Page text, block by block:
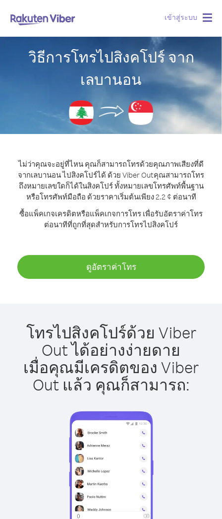
เข้าสู่ระบบ
วิธีการโทรไปสิงคโปร์ จาก
เลบานอน
ไม่ว่าคุณจะอยู่ที่ไหน คุณก็สามารถโทรด้วยคุณภาพเสียงที่ดี
จากเลบานอน ไปสิงคโปร์ได้ ด้วย Viber Outคุณสามารถโทร
ถึงหมายเลขใดก็ได้ในสิงคโปร์ ทั้งหมายเลขโทรศัพท์พื้นฐาน
หรือโทรศัพท์มือถือ ด้วยราคาเริ่มต้นเพียง 2.2 ¢ ต่อนาที
ซื้อแพ็คเกจเครดิตหรือแพ็คเกจการโทร เพื่อรับอัตราค่าโทร
ต่อนาทีที่ถูกที่สุดสำหรับการโทรไปสิงคโปร์
ดูอัตราค่าโทร
โทรไปสิงคโปร์ด้วย Viber
Out ได้อย่างง่ายดาย
เมื่อคุณมีเครดิตของ Viber
Out แล้ว คุณก็สามารถ: